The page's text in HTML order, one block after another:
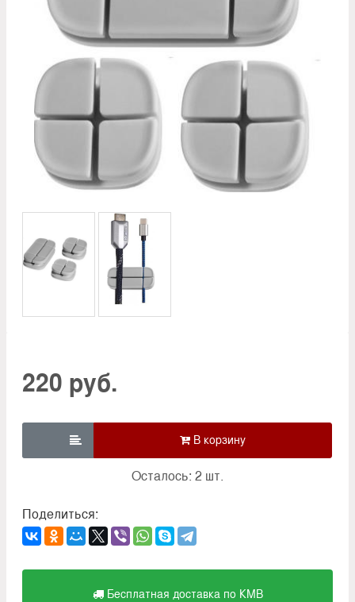
220 руб.

Осталось: 2 шт.
Поделиться:
Бесплатная доставка по КМВ